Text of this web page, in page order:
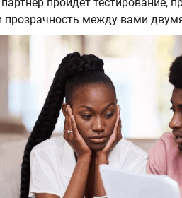
прозрачность между вами